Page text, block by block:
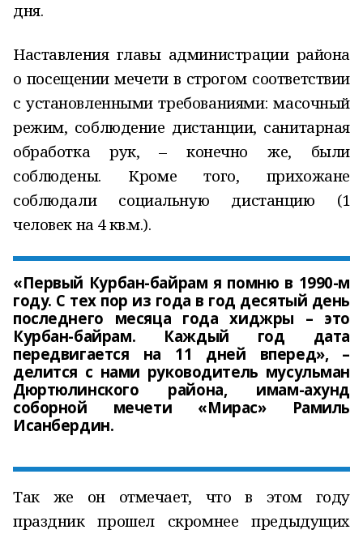
дня.
Наставления главы администрации района
о посещении мечети в строгом соответствии
с установленными требованиями: масочный
режим, соблюдение дистанции, санитарная
обработка рук, – конечно же, были
соблюдены. Кроме того, прихожане
соблюдали социальную дистанцию (1
человек на 4 кв.м.).
«Первый Курбан-байрам я помню в 1990-м
году. С тех пор из года в год десятый день
последнего месяца года хиджры – это
Курбан-байрам. Каждый год дата
передвигается на 11 дней вперед», –
делится с нами руководитель мусульман
Дюртюлинского района, имам-ахунд
соборной мечети «Мирас» Рамиль
Исанбердин.
Так же он отмечает, что в этом году
праздник прошел скромнее предыдущих